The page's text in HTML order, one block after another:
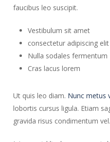
faucibus leo suscipit.
Vestibulum sit amet
consectetur adipiscing elit
Nulla sodales fermentum
Cras lacus lorem
Ut quis leo diam. Nunc metus
lobortis cursus ligula. Etiam
gravida risus condimentum